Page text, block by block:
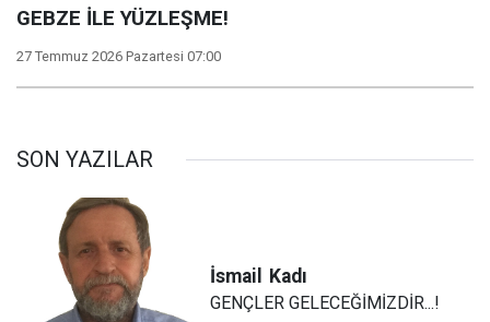
GEBZE İLE YÜZLEŞME!
27 Temmuz 2026 Pazartesi 07:00
SON YAZILAR
İsmail Kadı
GENÇLER GELECEĞİMİZDİR...!